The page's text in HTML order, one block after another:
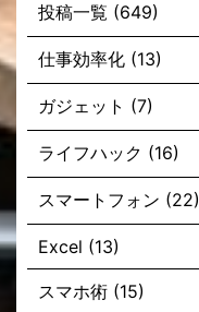
投稿一覧 (649)
仕事効率化 (13)
ガジェット (7)
ライフハック (16)
スマートフォン (22)
Excel (13)
スマホ術 (15)